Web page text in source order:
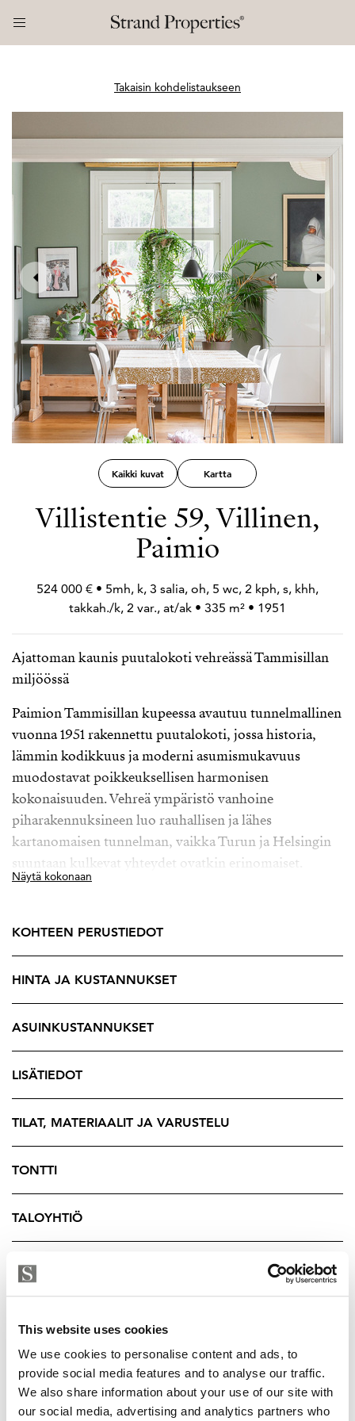
This website uses cookies
We use cookies to personalise content and ads, to
provide social media features and to analyse our traffic.
We also share information about your use of our site with
our social media, advertising and analytics partners who
Takaisin kohdelistaukseen
Kaikki kuvat Kartta
Villistentie 59, Villinen,
Paimio
524 000 € • 5mh, k, 3 salia, oh, 5 wc, 2 kph, s, khh,
takkah./k, 2 var., at/ak • 335 m² • 1951
Ajattoman kaunis puutalokoti vehreässä Tammisillan
miljöössä
Paimion Tammisillan kupeessa avautuu tunnelmallinen
vuonna 1951 rakennettu puutalokoti, jossa historia,
lämmin kodikkuus ja moderni asumismukavuus
muodostavat poikkeuksellisen harmonisen
kokonaisuuden. Vehreä ympäristö vanhoine
piharakennuksineen luo rauhallisen ja lähes
kartanomaisen tunnelman, vaikka Turun ja Helsingin
suuntaan kulkevat yhteydet ovatkin erinomaiset.
ympäröivään luontoon, ja vuodenaikojen vaihtelu tuo
sisätiloihin oman tunnelmansa aamun pehmeästä
valosta syksyn hämärtyviin iltoihin. Kolme salia
yhdistyvät avaraksi oleskelu- ja ruokailutilaksi, jossa
takka kokoaa perheen ja ystävät yhteen. Tilojen
yhtenäisyys luo vaikuttavan avaruuden tunteen, mutta
samalla kokonaisuus säilyttää kodikkaan ja lämpimän
Suuri keittiö on tämän kodin sydän. Puusepän
valmistamat kalusteet tuovat tilaan ajatonta laatua ja
yksityiskohtia, jotka sopivat täydellisesti talon
säilytystilaa, ja sen tunnelmassa on jotakin vanhan ajan
Makuuhuoneet ovat poikkeuksellisen suuria ja helposti
kerroksessa sijaitseva toinen olohuone tarjoaa
rauhallisen paikan rentoutumiseen, työskentelyyn tai
perheen yhteisiin hetkiin. Kellarikerroksen tilat tekevät
arjesta sujuvaa ja samalla ylellistä. Valtavasta
kodinhoitohuoneesta on oma uloskäynti, ja toinen
Näytä kokonaan
KOHTEEN PERUSTIEDOT
HINTA JA KUSTANNUKSET
ASUINKUSTANNUKSET
LISÄTIEDOT
TILAT, MATERIAALIT JA VARUSTELU
TONTTI
TALOYHTIÖ
YRITYKSEN TIEDOT